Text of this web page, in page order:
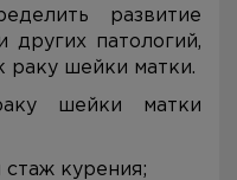
развитие
других патологий,
раку шейки матки.
шейки матки
курения;